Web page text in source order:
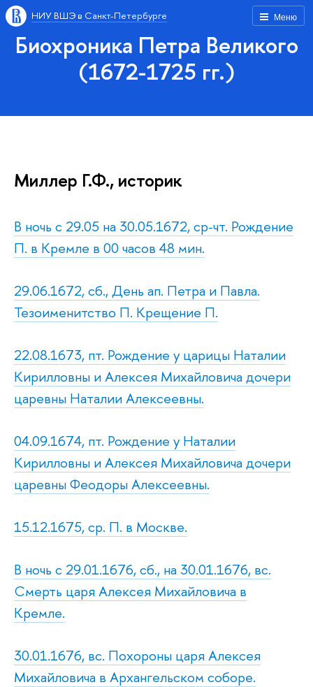
Меню
НИУ ВШЭ в Санкт-Петербурге
Биохроника Петра Великого
(1672-1725 гг.)
Миллер Г.Ф., историк
В ночь с 29.05 на 30.05.1672, ср-чт. Рождение
П. в Кремле в 00 часов 48 мин.
29.06.1672, сб., День ап. Петра и Павла.
Тезоименитство П. Крещение П.
22.08.1673, пт. Рождение у царицы Наталии
Кирилловны и Алексея Михайловича дочери
царевны Наталии Алексеевны.
04.09.1674, пт. Рождение у Наталии
Кирилловны и Алексея Михайловича дочери
царевны Феодоры Алексеевны.
15.12.1675, ср. П. в Москве.
В ночь с 29.01.1676, сб., на 30.01.1676, вс.
Смерть царя Алексея Михайловича в
Кремле.
30.01.1676, вс. Похороны царя Алексея
Михайловича в Архангельском соборе.